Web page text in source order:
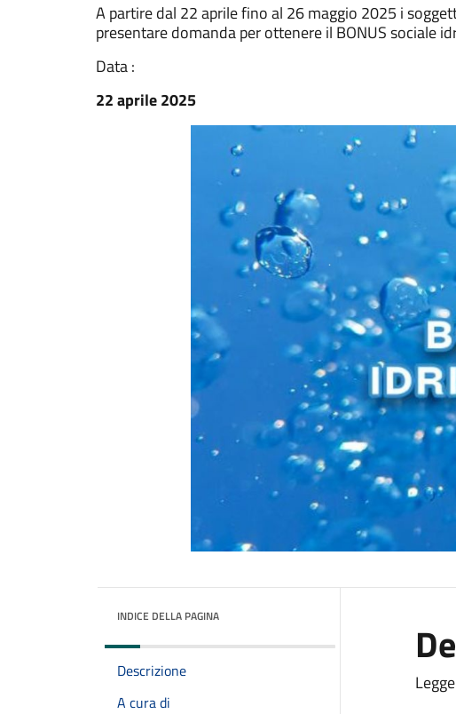
A partire dal 22 aprile fino al 26 maggio 2025 i
presentare domanda per ottenere il BONUS sociale
Data :
22 aprile 2025
INDICE DELLA PAGINA
Descrizione
A cura di